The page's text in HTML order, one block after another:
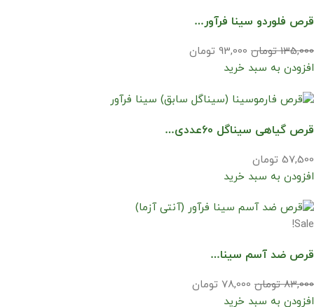
قرص فلوردو سینا فرآور…
135,000 تومان
93,000 تومان
افزودن به سبد خرید
قرص گیاهی سیناگل 60عددی…
57,500 تومان
افزودن به سبد خرید
Sale!
قرص ضد آسم سینا…
83,000 تومان
78,000 تومان
افزودن به سبد خرید